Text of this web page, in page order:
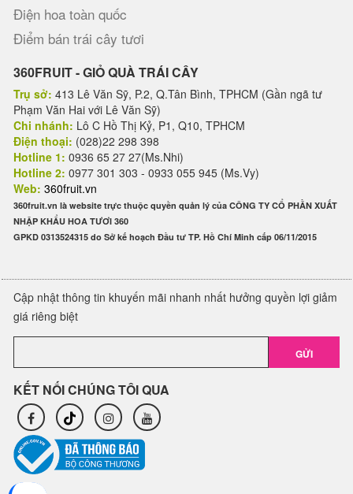
Điện hoa toàn quốc
Điểm bán trái cây tươi
360FRUIT - GIỎ QUÀ TRÁI CÂY
Trụ sở: 413 Lê Văn Sỹ, P.2, Q.Tân Bình, TPHCM (Gần ngã tư
Phạm Văn Hai với Lê Văn Sỹ)
Chi nhánh: Lô C Hồ Thị Kỷ, P1, Q10, TPHCM
Điện thoại: (028)22 298 398
Hotline 1: 0936 65 27 27(Ms.Nhi)
Hotline 2: 0977 301 303 - 0933 055 945 (Ms.Vy)
Web: 360fruit.vn
360fruit.vn là website trực thuộc quyền quản lý của CÔNG TY CỔ PHẦN XUẤT
NHẬP KHẨU HOA TƯƠI 360
GPKD 0313524315 do Sở kế hoạch Đầu tư TP. Hồ Chí Minh cấp 06/11/2015
Cập nhật thông tin khuyến mãi nhanh nhất hưởng quyền lợi giảm
giá riêng biệt
GỬI
KẾT NỐI CHÚNG TÔI QUA